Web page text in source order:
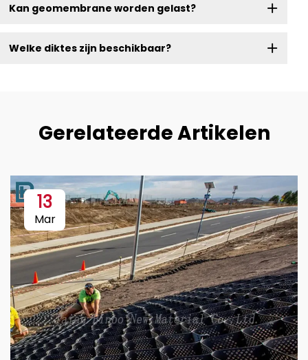
Kan geomembrane worden gelast?
Welke diktes zijn beschikbaar?
Gerelateerde Artikelen
13
Mar